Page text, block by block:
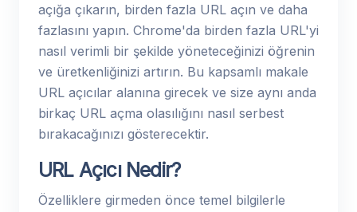
açığa çıkarın, birden fazla URL açın ve daha
fazlasını yapın. Chrome'da birden fazla URL'yi
nasıl verimli bir şekilde yöneteceğinizi öğrenin
ve üretkenliğinizi artırın. Bu kapsamlı makale
URL açıcılar alanına girecek ve size aynı anda
birkaç URL açma olasılığını nasıl serbest
bırakacağınızı gösterecektir.
URL Açıcı Nedir?
Özelliklere girmeden önce temel bilgilerle